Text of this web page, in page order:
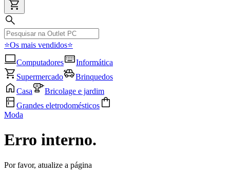
⭐Os mais vendidos⭐
Computadores
Informática
Supermercado
Brinquedos
Casa
Bricolage e jardim
Grandes eletrodomésticos
Moda
Erro interno.
Por favor, atualize a página